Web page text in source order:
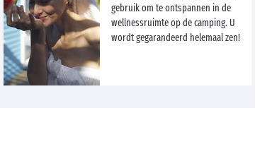
gebruik om te ontspannen in de
wellnessruimte op de camping. U
wordt gegarandeerd helemaal zen!